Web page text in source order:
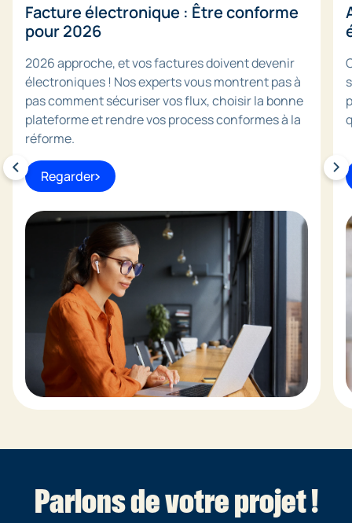
Facture électronique : Être conforme
pour 2026
2026 approche, et vos factures doivent devenir
électroniques ! Nos experts vous montrent pas à
pas comment sécuriser vos flux, choisir la bonne
plateforme et rendre vos process conformes à la
réforme.
Regarder
Parlons de votre projet !